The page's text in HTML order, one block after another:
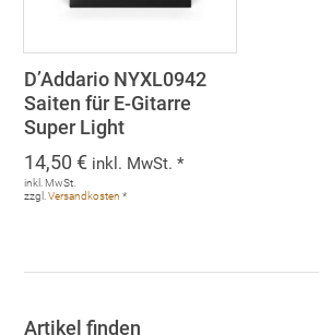
D’Addario NYXL0942
Saiten für E-Gitarre
Super Light
14,50€ inkl. MwSt. *
inkl. MwSt.
zzgl.Versandkosten *
Artikel finden